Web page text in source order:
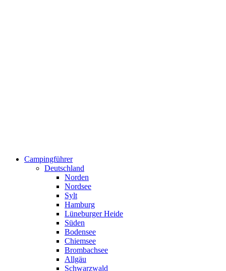
Campingführer
Deutschland
Norden
Nordsee
Sylt
Hamburg
Lüneburger Heide
Süden
Bodensee
Chiemsee
Brombachsee
Allgäu
Schwarzwald